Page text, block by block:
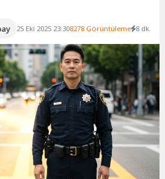
25 Eki 2025 23:308278 Görüntüleme 8 dk.